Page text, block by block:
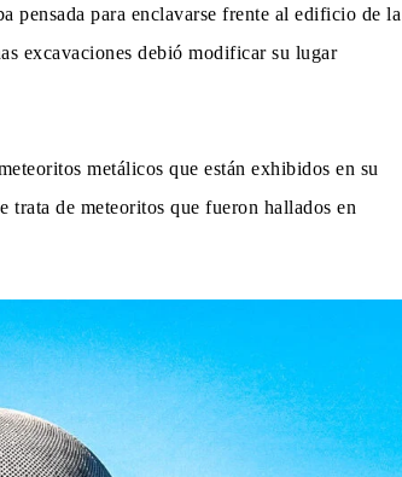
pensada para enclavarse frente al edificio de la
excavaciones debió modificar su lugar
metálicos que están exhibidos en su
trata de meteoritos que fueron hallados en